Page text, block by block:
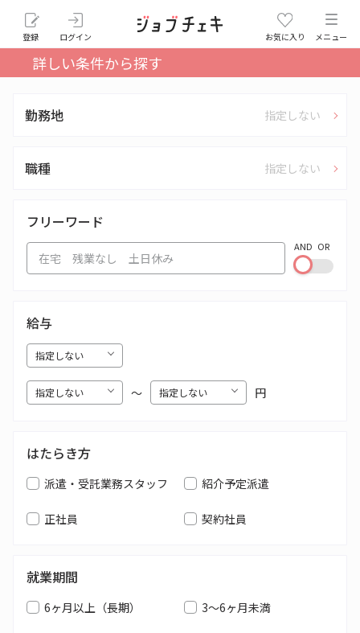
登録 ログイン お気に入り メニュー
詳しい条件から探す
勤務地 指定しない
職種 指定しない
フリーワード
AND OR
給与
〜 円
はたらき方
派遣・受託業務スタッフ 紹介予定派遣
正社員 契約社員
就業期間
6ヶ月以上（長期） 3～6ヶ月未満